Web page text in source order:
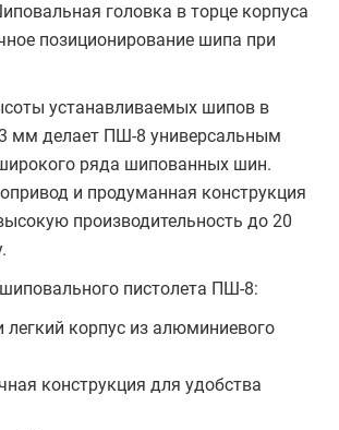
головка в торце корпуса
позиционирование шипа при
устанавливаемых шипов в
мм делает ПШ-8 универсальным
ряда шипованных шин.
и продуманная конструкция
производительность до 20
пистолета ПШ-8:
легкий корпус из алюминиевого
конструкция для удобства